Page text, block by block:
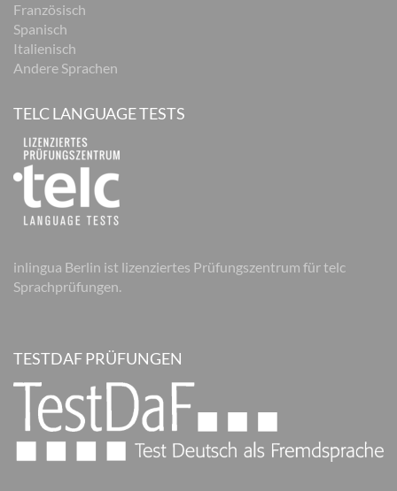
Französisch
Spanisch
Italienisch
Andere Sprachen
TELC LANGUAGE TESTS
inlingua Berlin ist lizenziertes Prüfungszentrum für telc
Sprachprüfungen.
TESTDAF PRÜFUNGEN